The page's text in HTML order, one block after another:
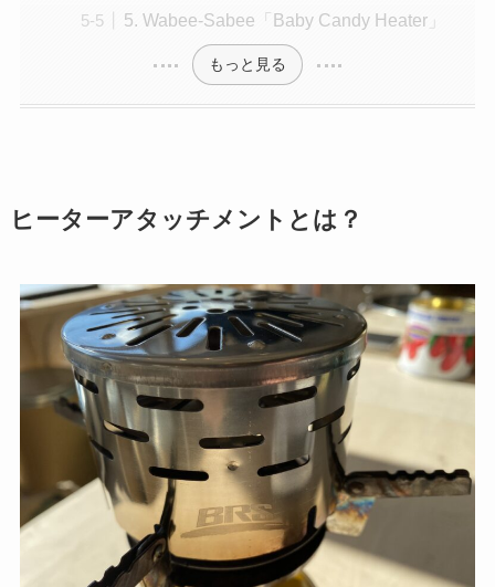
5. Wabee-Sabee「Baby Candy Heater」
もっと見る
ヒーターアタッチメントとは？